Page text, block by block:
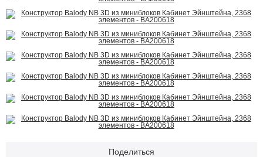
Поделиться